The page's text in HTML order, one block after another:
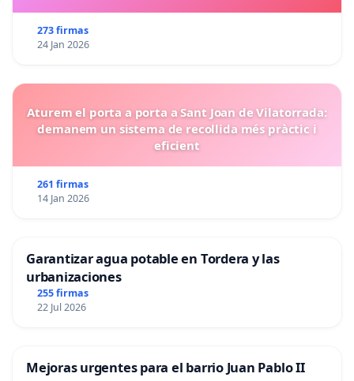
273 firmas
24 Jan 2026
Aturem el porta a porta a Sant Joan de Vilatorrada:
demanem un sistema de recollida més pràctic i
eficient
261 firmas
14 Jan 2026
Garantizar agua potable en Tordera y las
urbanizaciones
255 firmas
22 Jul 2026
Mejoras urgentes para el barrio Juan Pablo II